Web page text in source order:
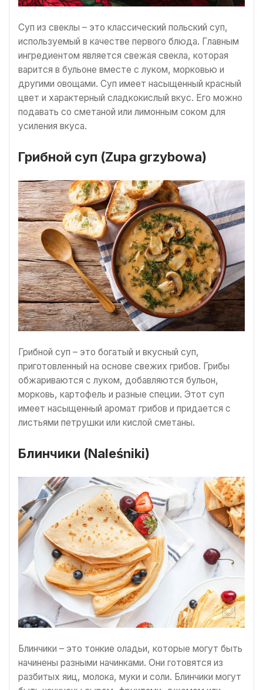
Суп из свеклы – это классический польский суп,
используемый в качестве первого блюда. Главным
ингредиентом является свежая свекла, которая
варится в бульоне вместе с луком, морковью и
другими овощами. Суп имеет насыщенный красный
цвет и характерный сладкокислый вкус. Его можно
подавать со сметаной или лимонным соком для
усиления вкуса.
Грибной суп (Zupa grzybowa)
Грибной суп – это богатый и вкусный суп,
приготовленный на основе свежих грибов. Грибы
обжариваются с луком, добавляются бульон,
морковь, картофель и разные специи. Этот суп
имеет насыщенный аромат грибов и придается с
листьями петрушки или кислой сметаны.
Блинчики (Naleśniki)
Блинчики – это тонкие оладьи, которые могут быть
начинены разными начинками. Они готовятся из
разбитых яиц, молока, муки и соли. Блинчики могут